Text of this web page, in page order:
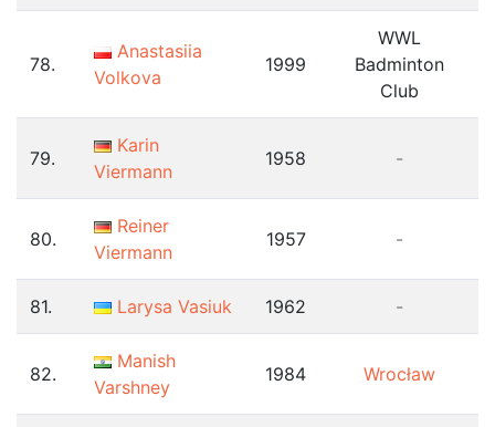
78.
Anastasiia
Volkova
1999
WWL
Badminton
Club
79.
Karin
Viermann
1958 -
80.
Reiner
Viermann
1957 -
81. Larysa Vasiuk 1962 -
82.
Manish
Varshney
1984 Wrocław